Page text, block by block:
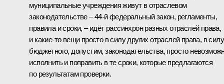
муниципальные учреждения живут в отраслевом
законодательстве – 44-й федеральный закон, регламенты,
правила и сроки, – идёт рассинхрон разных отраслей права,
и какие-то вещи просто в силу других отраслей права, в силу
бюджетного, допустим, законодательства, просто
исполнить и поправить в те сроки, которые предлагаются
по результатам проверки.